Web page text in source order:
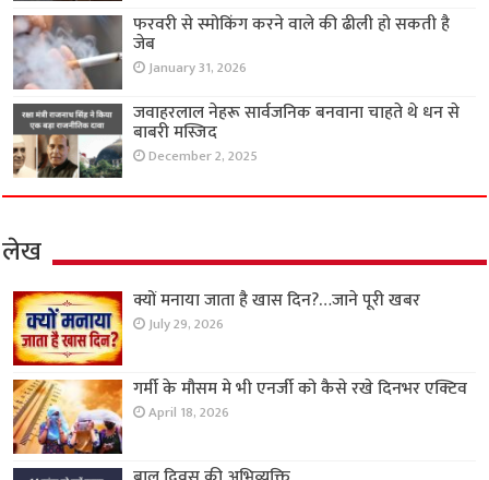
फरवरी से स्मोकिंग करने वाले की ढीली हो सकती है
जेब
January 31, 2026
जवाहरलाल नेहरू सार्वजनिक बनवाना चाहते थे धन से
बाबरी मस्जिद
December 2, 2025
लेख
क्यों मनाया जाता है खास दिन?…जाने पूरी खबर
July 29, 2026
गर्मी के मौसम मे भी एनर्जी को कैसे रखे दिनभर एक्टिव
April 18, 2026